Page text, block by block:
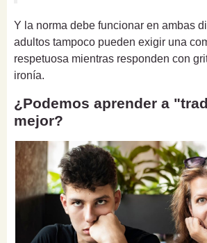
Y la norma debe funcionar en ambas
adultos tampoco pueden exigir una
respetuosa mientras responden con
ironía.
¿Podemos aprender a
mejor?